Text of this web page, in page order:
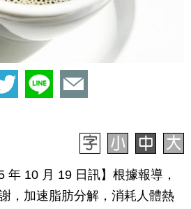
年 10 月 19 日訊】根據報導，
，加速脂肪分解，消耗人體熱